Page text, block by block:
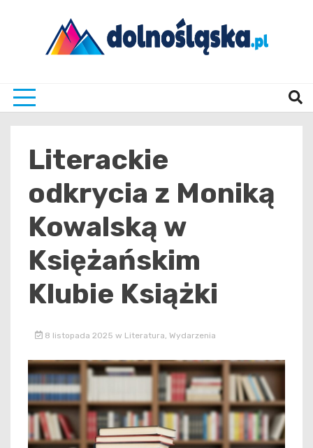
Literackie
odkrycia z Moniką
Kowalską w
Księżańskim
Klubie Książki
8 listopada 2025 w Literatura Wydarzenia